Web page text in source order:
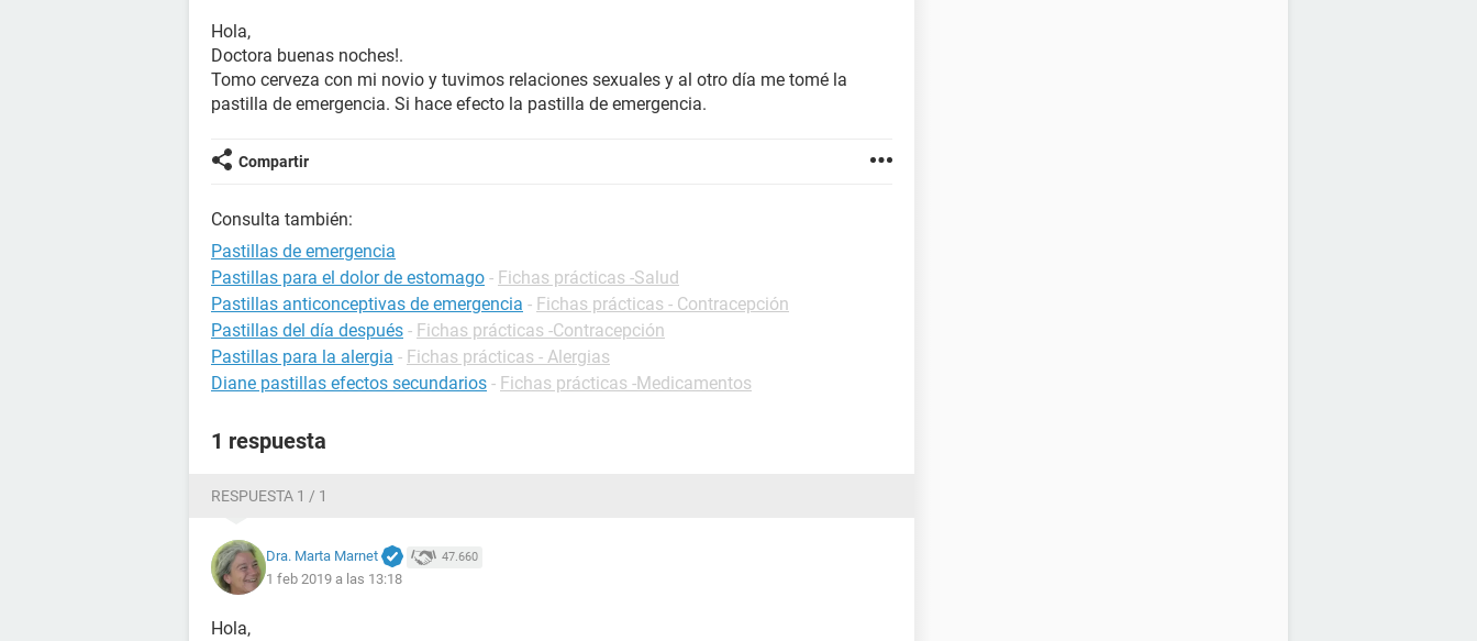
Hola,
Doctora buenas noches!.
Tomo cerveza con mi novio y tuvimos relaciones sexuales y al otro día me tomé la
pastilla de emergencia. Si hace efecto la pastilla de emergencia.
Compartir
Consulta también:
Pastillas de emergencia
Pastillas para el dolor de estomago - Fichas prácticas -Salud
Pastillas anticonceptivas de emergencia - Fichas prácticas - Contracepción
Pastillas del día después - Fichas prácticas -Contracepción
Pastillas para la alergia - Fichas prácticas - Alergias
Diane pastillas efectos secundarios - Fichas prácticas -Medicamentos
1 respuesta
RESPUESTA 1 / 1
Dra. Marta Marnet 47.660
1 feb 2019 a las 13:18
Hola,